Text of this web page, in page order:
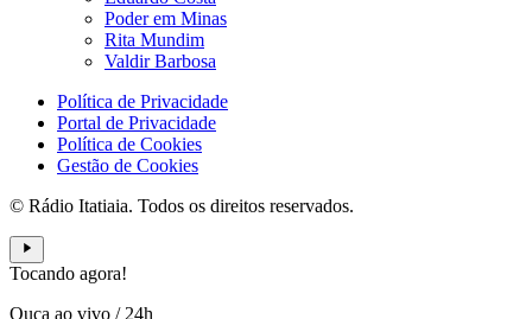
Poder em Minas
Rita Mundim
Valdir Barbosa
Política de Privacidade
Portal de Privacidade
Política de Cookies
Gestão de Cookies
© Rádio Itatiaia. Todos os direitos reservados.
Tocando agora!
Ouça ao vivo / 24h